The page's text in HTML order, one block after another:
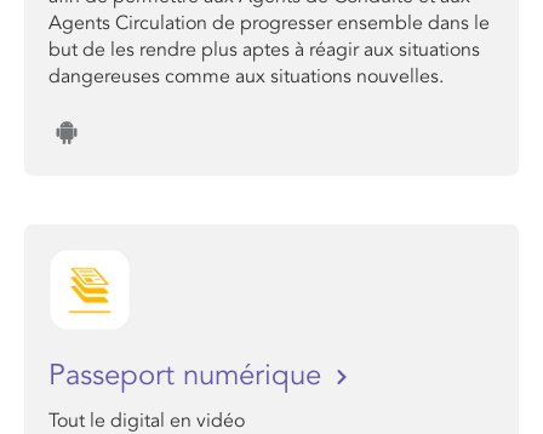
Agents Circulation de progresser ensemble dans le
but de les rendre plus aptes à réagir aux situations
dangereuses comme aux situations nouvelles.
Passeport numérique
Tout le digital en vidéo